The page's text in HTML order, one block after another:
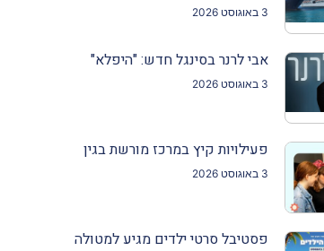
3 באוגוסט 2026
אבי לרנר בסינגל חדש: "היפלא"
3 באוגוסט 2026
פעילויות קיץ במרכז מורשת בגין
3 באוגוסט 2026
פסטיבל סרטי ילדים מגיע למטולה